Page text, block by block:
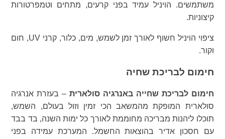
משתמשים. הויניל עמיד בפני קרעים, מתחים וטמפרטורות
קיצוניות.
ציפוי הויניל חשוף לאורך זמן לשמש, מים, כלור, קרני UV, חום
וקור.
חימום לבריכת שחיה
חימום לבריכת שחייה באנרגיה סולארית– בעזרת אנרגיה
סולארית המופקת מהמשאב הכי זמין וזול בעולם, השמש,
תוכלו ליהנות מבריכה מחוממת לאורך כל ימות השנה, בד בבד
עם חסכון אדיר בהוצאות החשמל. המערכת עמידה בפני